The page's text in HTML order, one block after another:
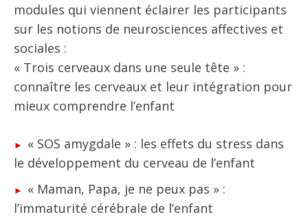
modules qui viennent éclairer les participants
sur les notions de neurosciences affectives et
sociales :
« Trois cerveaux dans une seule tête » :
connaître les cerveaux et leur intégration pour
mieux comprendre l’enfant
« SOS amygdale » : les effets du stress dans
le développement du cerveau de l’enfant
« Maman, Papa, je ne peux pas » :
l’immaturité cérébrale de l’enfant